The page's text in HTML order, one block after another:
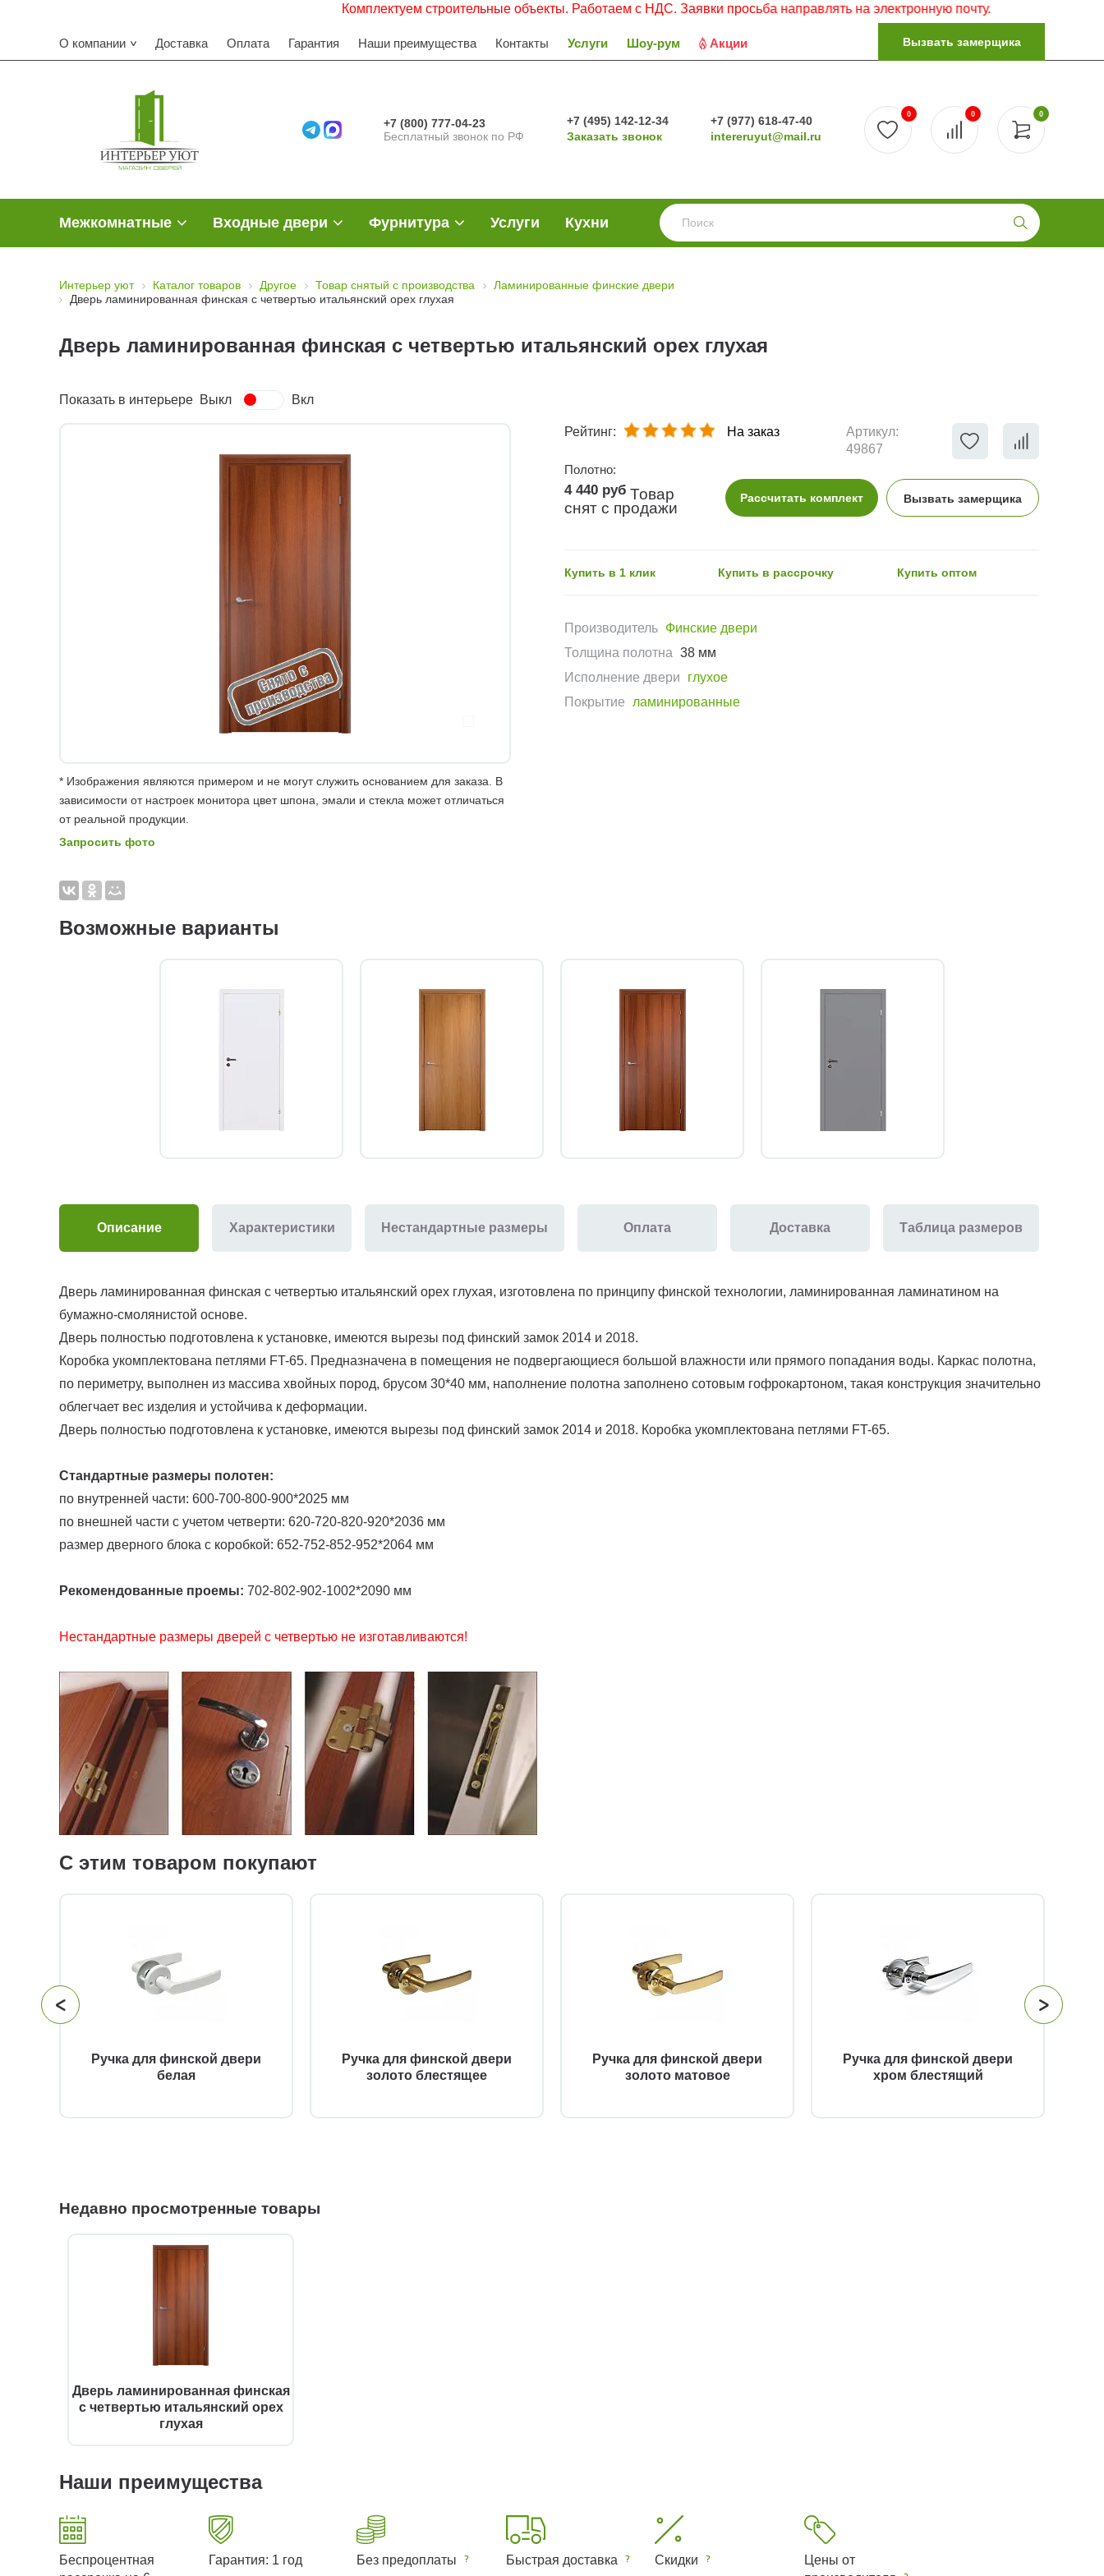
Комплектуем строительные объекты. Работаем с НДС. Заявки просьба направлять на электронную почту.
О компании Доставка Оплата Гарантия Наши преимущества Контакты Услуги Шоу-рум Акции Вызвать замерщика
+7 (800) 777-04-23
Бесплатный звонок по РФ
+7 (495) 142-12-34
Заказать звонок
+7 (977) 618-47-40
intereruyut@mail.ru
0
0 0
Межкомнатные Входные двери Фурнитура Услуги Кухни
Интерьер уют Каталог товаров Другое Товар снятый с производства
Ламинированные финские двери
Дверь ламинированная финская с четвертью итальянский орех глухая
Дверь ламинированная финская с четвертью итальянский орех глухая
Показать в интерьере Выкл Вкл
* Изображения являются примером и не могут служить основанием для заказа. В
зависимости от настроек монитора цвет шпона, эмали и стекла может отличаться
от реальной продукции.
Запросить фото
Рейтинг: На заказ
Артикул:
49867
Полотно:
4 440 руб Товар
снят с продажи
Рассчитать комплект Вызвать замерщика
Купить в 1 клик Купить в рассрочку Купить оптом
Производитель Финские двери
Толщина полотна 38 мм
Исполнение двери
глухое
Покрытие
ламинированные
Возможные варианты
Описание Характеристики Нестандартные размеры Оплата Доставка Таблица размеров
Дверь ламинированная финская с четвертью итальянский орех глухая, изготовлена по принципу финской технологии, ламинированная ламинатином на
бумажно-смолянистой основе.
Дверь полностью подготовлена к установке, имеются вырезы под финский замок 2014 и 2018.
Коробка укомплектована петлями FT-65. Предназначена в помещения не подвергающиеся большой влажности или прямого попадания воды. Каркас полотна,
по периметру, выполнен из массива хвойных пород, брусом 30*40 мм, наполнение полотна заполнено сотовым гофрокартоном, такая конструкция значительно
облегчает вес изделия и устойчива к деформации.
Дверь полностью подготовлена к установке, имеются вырезы под финский замок 2014 и 2018. Коробка укомплектована петлями FT-65.
Стандартные размеры полотен:
по внутренней части: 600-700-800-900*2025 мм
по внешней части с учетом четверти: 620-720-820-920*2036 мм
размер дверного блока с коробкой: 652-752-852-952*2064 мм
Рекомендованные проемы: 702-802-902-1002*2090 мм
Нестандартные размеры дверей с четвертью не изготавливаются!
С этим товаром покупают
Ручка для финской двери
белая
Ручка для финской двери
золото блестящее
Ручка для финской двери
золото матовое
Ручка для финской двери
хром блестящий
Недавно просмотренные товары
Дверь ламинированная финская
с четвертью итальянский орех
глухая
Наши преимущества
Беспроцентная
Гарантия: 1 год Без предоплаты Быстрая доставка Скидки
Цены от